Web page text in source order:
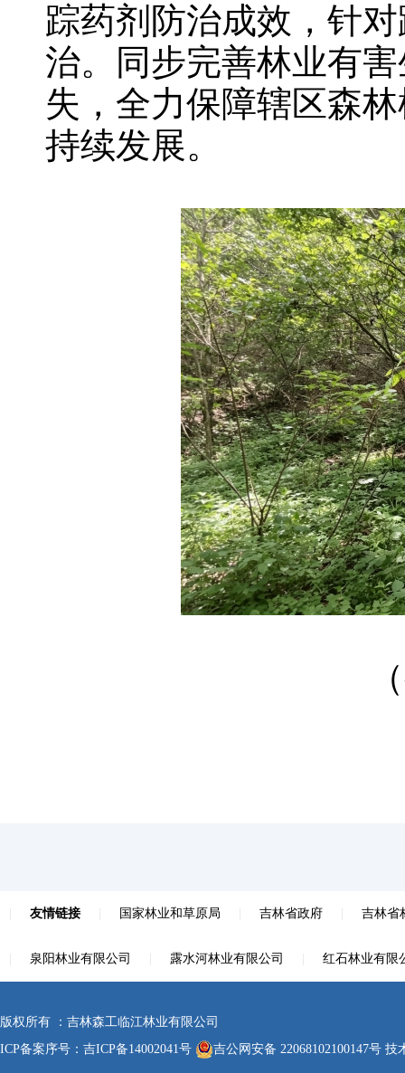
踪药剂防治成效，针
治。同步完善林业有
失，全力保障辖区森
持续发展。
友情链接 国家林业和草原局 吉林省政府 吉林省
泉阳林业有限公司 露水河林业有限公司 红石林业有限
版权所有 ：吉林森工临江林业有限公司
ICP备案序号： 吉ICP备14002041号 吉公网安备 22068102100147号 技